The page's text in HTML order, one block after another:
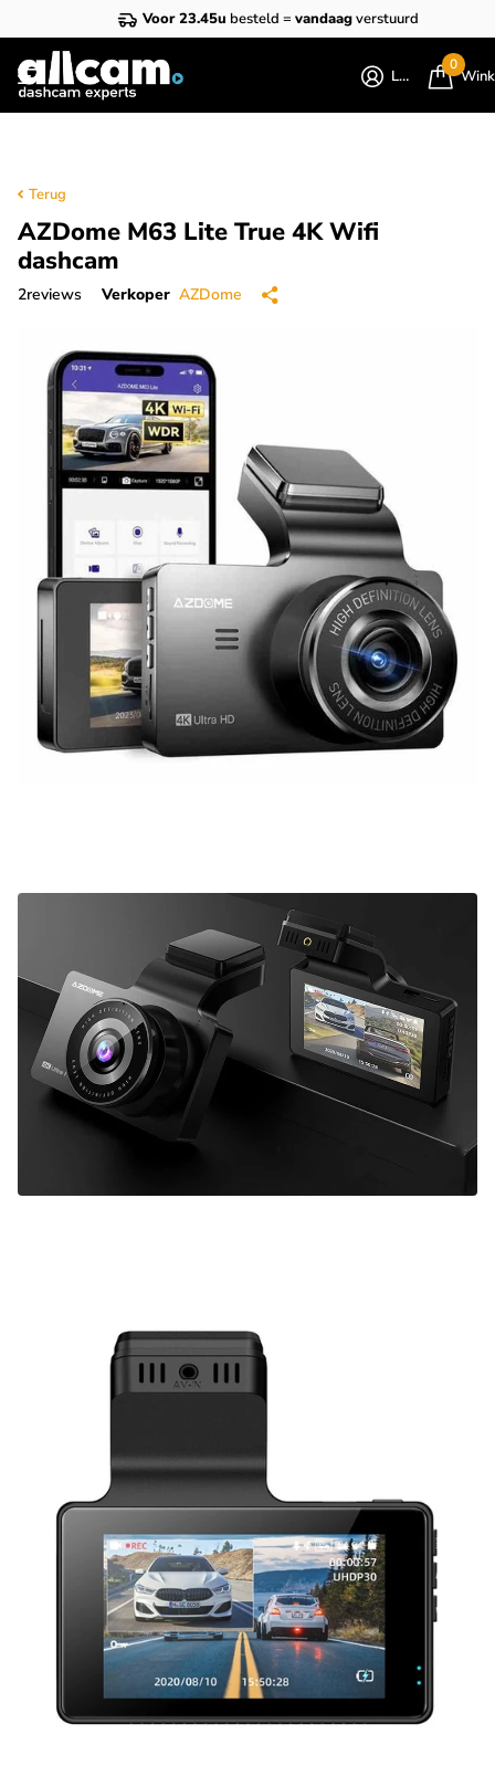
Voor 23.45u besteld = vandaagverstuurd
Login
0
Terug
AZDome M63 Lite True 4K Wifi
dashcam
2reviews Verkoper AZDome